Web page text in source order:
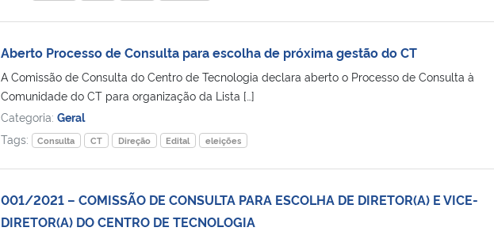
Aberto Processo de Consulta para escolha de próxima gestão do CT
A Comissão de Consulta do Centro de Tecnologia declara aberto o Processo de Consulta à
Comunidade do CT para organização da Lista […]
Categoria: Geral
Tags:
Consulta CT Direção Edital eleições
001/2021 – COMISSÃO DE CONSULTA PARA ESCOLHA DE DIRETOR(A) E VICE-
DIRETOR(A) DO CENTRO DE TECNOLOGIA